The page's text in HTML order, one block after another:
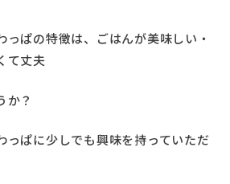
っぱの特徴は、ごはんが美味しい・
て丈夫
か？
っぱに少しでも興味を持っていただ